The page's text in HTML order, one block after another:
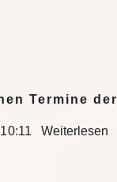
Termine
Weiterlesen